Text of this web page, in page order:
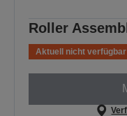
Roller
Aktuell nicht verfügbar